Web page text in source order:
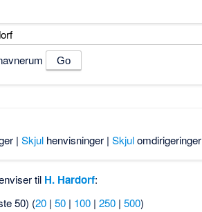
| Skjulhenvisninger | Skjulomdirigeringer
til H. Hardorf:
50) (20 |50 | 100 |250 |500)